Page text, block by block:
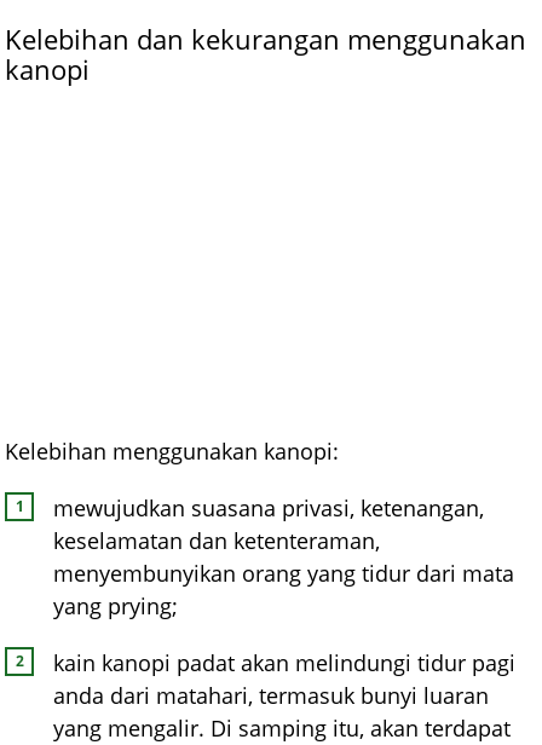
Kelebihan dan kekurangan menggunakan
kanopi
Kelebihan menggunakan kanopi:
mewujudkan suasana privasi, ketenangan,
keselamatan dan ketenteraman,
menyembunyikan orang yang tidur dari mata
yang prying;
kain kanopi padat akan melindungi tidur pagi
anda dari matahari, termasuk bunyi luaran
yang mengalir. Di samping itu, akan terdapat